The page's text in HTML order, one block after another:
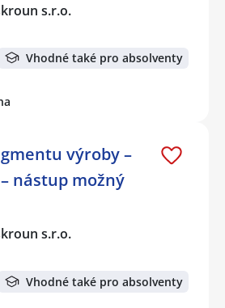
s.r.o.
Vhodné také pro absolventy
výroby –
nástup možný
s.r.o.
Vhodné také pro absolventy